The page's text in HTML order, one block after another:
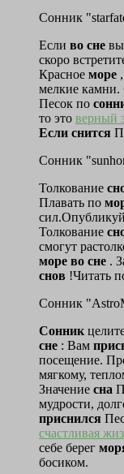
Сонник
Если во сне
скоро
Красное море
мелкие камни.
Песок по
то это верный
Если снится
Сонник
Толкование
Плавать по
Толкование
смогут
море во сне .
снов !Читать
Сонник
Сонник
сне : Вам
посещение.
мягкому,
Значение сна
мудрости,
приснился
счастливая
себе берег
босиком.